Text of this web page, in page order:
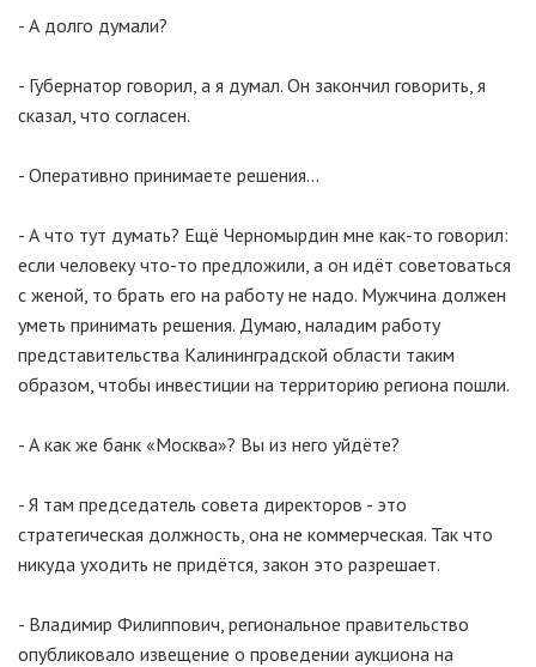
- А долго думали?
- Губернатор говорил, а я думал. Он закончил говорить, я
сказал, что согласен.
- Оперативно принимаете решения...
- А что тут думать? Ещё Черномырдин мне как-то говорил:
если человеку что-то предложили, а он идёт советоваться
с женой, то брать его на работу не надо. Мужчина должен
уметь принимать решения. Думаю, наладим работу
представительства Калининградской области таким
образом, чтобы инвестиции на территорию региона пошли.
- А как же банк «Москва»? Вы из него уйдёте?
- Я там председатель совета директоров - это
стратегическая должность, она не коммерческая. Так что
никуда уходить не придётся, закон это разрешает.
- Владимир Филиппович, региональное правительство
опубликовало извещение о проведении аукциона на